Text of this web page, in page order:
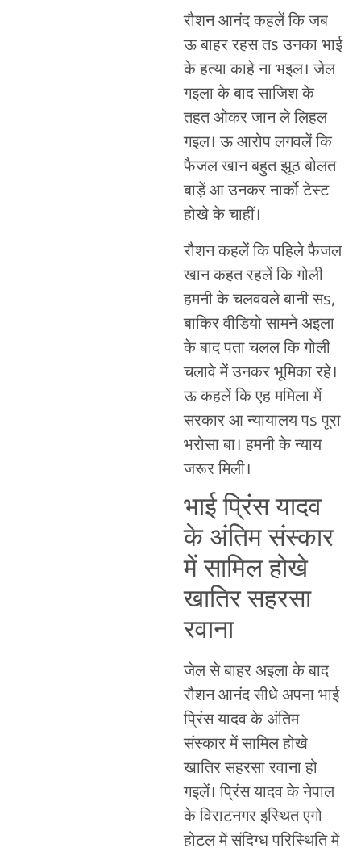
रौशन आनंद कहलें कि जब
ऊ बाहर रहस तs उनका भाई
के हत्या काहे ना भइल। जेल
गइला के बाद साजिश के
तहत ओकर जान ले लिहल
गइल। ऊ आरोप लगवलें कि
फैजल खान बहुत झूठ बोलत
बाड़ें आ उनकर नार्को टेस्ट
होखे के चाहीं।
रौशन कहलें कि पहिले फैजल
खान कहत रहलें कि गोली
हमनी के चलववले बानी सs,
बाकिर वीडियो सामने अइला
के बाद पता चलल कि गोली
चलावे में उनकर भूमिका रहे।
ऊ कहलें कि एह ममिला में
सरकार आ न्यायालय पs पूरा
भरोसा बा। हमनी के न्याय
जरूर मिली।
भाई प्रिंस यादव
के अंतिम संस्कार
में सामिल होखे
खातिर सहरसा
रवाना
जेल से बाहर अइला के बाद
रौशन आनंद सीधे अपना भाई
प्रिंस यादव के अंतिम
संस्कार में सामिल होखे
खातिर सहरसा रवाना हो
गइलें। प्रिंस यादव के नेपाल
के विराटनगर इस्थित एगो
होटल में संदिग्ध परिस्थिति में